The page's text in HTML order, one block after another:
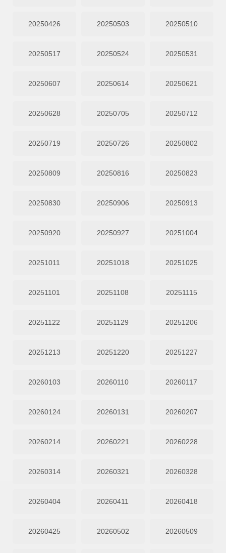
20250426 20250503 20250510
20250517 20250524 20250531
20250607 20250614 20250621
20250628 20250705 20250712
20250719 20250726 20250802
20250809 20250816 20250823
20250830 20250906 20250913
20250920 20250927 20251004
20251011 20251018 20251025
20251101 20251108 20251115
20251122 20251129 20251206
20251213 20251220 20251227
20260103 20260110 20260117
20260124 20260131 20260207
20260214 20260221 20260228
20260314 20260321 20260328
20260404 20260411 20260418
20260425 20260502 20260509